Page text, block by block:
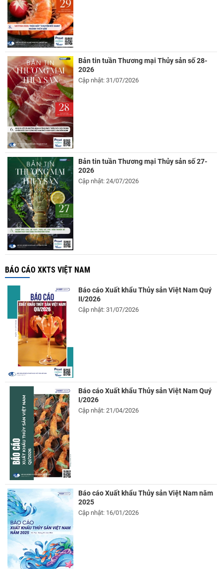
Bản tin tuần Thương mại Thủy sản số 28-
2026
Cập nhật: 31/07/2026
Bản tin tuần Thương mại Thủy sản số 27-
2026
Cập nhật: 24/07/2026
BÁO CÁO XKTS VIỆT NAM
Báo cáo Xuất khẩu Thủy sản Việt Nam Quý
II/2026
Cập nhật: 31/07/2026
Báo cáo Xuất khẩu Thủy sản Việt Nam Quý
I/2026
Cập nhật: 21/04/2026
Báo cáo Xuất khẩu Thủy sản Việt Nam năm
2025
Cập nhật: 16/01/2026